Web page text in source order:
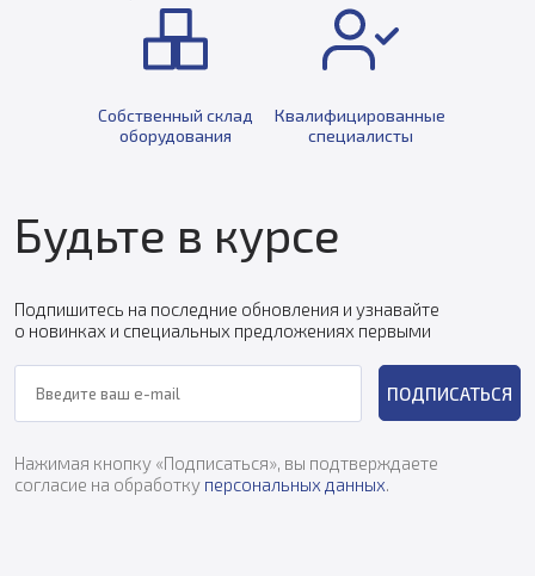
Собственный склад
оборудования
Квалифицированные
специалисты
Будьте в курсе
Подпишитесь на последние обновления и узнавайте
о новинках и специальных предложениях первыми
ПОДПИСАТЬСЯ
Нажимая кнопку «Подписаться», вы подтверждаете
согласие на обработку персональных данных